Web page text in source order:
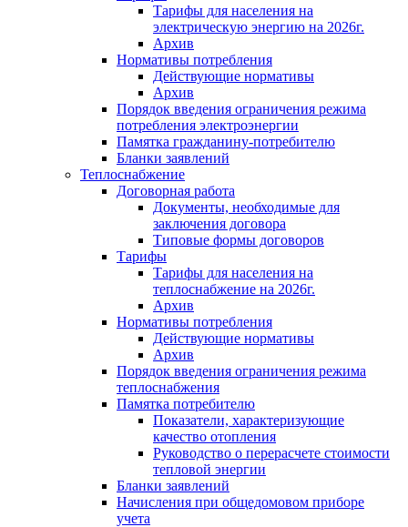
Тарифы для населения на
электрическую энергию на 2026г.
Архив
Нормативы потребления
Действующие нормативы
Архив
Порядок введения ограничения режима
потребления электроэнергии
Памятка гражданину-потребителю
Бланки заявлений
Теплоснабжение
Договорная работа
Документы, необходимые для
заключения договора
Типовые формы договоров
Тарифы
Тарифы для населения на
теплоснабжение на 2026г.
Архив
Нормативы потребления
Действующие нормативы
Архив
Порядок введения ограничения режима
теплоснабжения
Памятка потребителю
Показатели, характеризующие
качество отопления
Руководство о перерасчете стоимости
тепловой энергии
Бланки заявлений
Начисления при общедомовом приборе
учета